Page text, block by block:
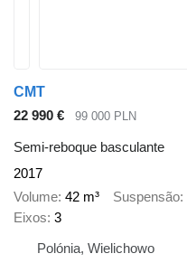
CMT
22 990 €
99 000 PLN
Semi-reboque basculante
2017
Volume 42 m³ Suspensão
Eixos 3
Polónia, Wielichowo